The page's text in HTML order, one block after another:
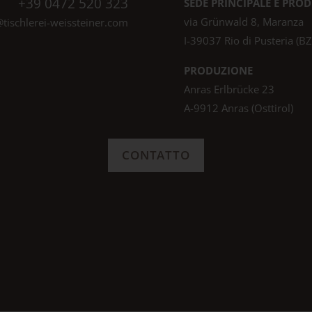
weissteiner.com
via Grünwald 8, Maranza
I-39037 Rio di Pusteria
PRODUZIONE
Anras Erlbrücke 23
A-9912 Anras (Osttirol)
CONTATTO